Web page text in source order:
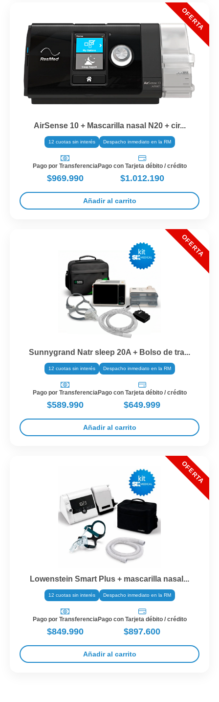
AirSense 10 + Mascarilla nasal N20 + cir...
12 cuotas sin interés Despacho inmediato en la RM
Pago por Transferencia
$969.990
Pago con Tarjeta débito / crédito
$1.012.190
Añadir al carrito
Sunnygrand Natr sleep 20A + Bolso de tra...
12 cuotas sin interés Despacho inmediato en la RM
Pago por Transferencia
$589.990
Pago con Tarjeta débito / crédito
$649.999
Añadir al carrito
Lowenstein Smart Plus + mascarilla nasal...
12 cuotas sin interés Despacho inmediato en la RM
Pago por Transferencia
$849.990
Pago con Tarjeta débito / crédito
$897.600
Añadir al carrito